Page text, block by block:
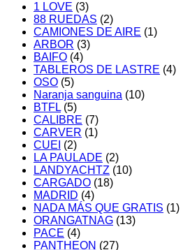
1 LOVE (3)
88 RUEDAS (2)
CAMIONES DE AIRE (1)
ARBOR (3)
BAIFO (4)
TABLEROS DE LASTRE (4)
OSO (5)
Naranja sanguina (10)
BTFL (5)
CALIBRE (7)
CARVER (1)
CUEI (2)
LA PAULADE (2)
LANDYACHTZ (10)
CARGADO (18)
MADRID (4)
NADA MÁS QUE GRATIS (1)
ORANGATNAG (13)
PACE (4)
PANTHEON (27)